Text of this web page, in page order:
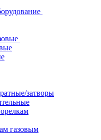
затворы
газовым